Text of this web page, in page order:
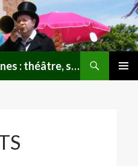
Compagnie Les Uns, Les Unes : théâtre, spectacles, lectures publiques en Lorraine